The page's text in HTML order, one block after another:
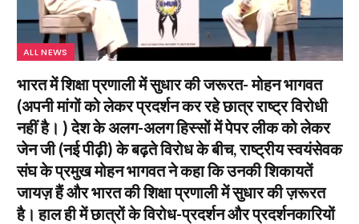
ALL NEWS
भारत में शिक्षा प्रणाली में सुधार की जरूरत- मोहन भागवत
(अपनी मांगों को लेकर प्रदर्शन कर रहे छात्र राष्ट्र विरोधी
नहीं है। ) देश के अलग-अलग हिस्सों में पेपर लीक को लेकर
जेन जी (नई पीढ़ी) के बढ़ते विरोध के बीच, राष्ट्रीय स्वयंसेवक
संघ के प्रमुख मोहन भागवत ने कहा कि उनकी शिकायतें
जायज़ हैं और भारत की शिक्षा प्रणाली में सुधार की ज़रूरत
है। हाल ही में छात्रों के विरोध-प्रदर्शन और प्रदर्शनकारियों